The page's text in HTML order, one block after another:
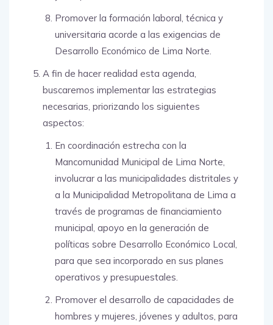
Promover la formación laboral, técnica y
universitaria acorde a las exigencias de
Desarrollo Económico de Lima Norte.
A fin de hacer realidad esta agenda,
buscaremos implementar las estrategias
necesarias, priorizando los siguientes
aspectos:
En coordinación estrecha con la
Mancomunidad Municipal de Lima Norte,
involucrar a las municipalidades distritales y
a la Municipalidad Metropolitana de Lima a
través de programas de financiamiento
municipal, apoyo en la generación de
políticas sobre Desarrollo Económico Local,
para que sea incorporado en sus planes
operativos y presupuestales.
Promover el desarrollo de capacidades de
hombres y mujeres, jóvenes y adultos, para